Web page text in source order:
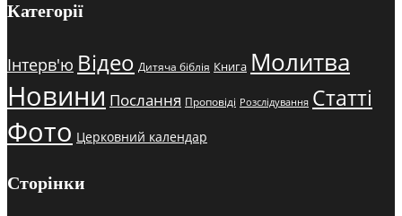
Категорії
Інтерв'ю Відео Дитяча біблія Книга Молитва
Новини Послання Проповіді Розслідування Статті
Фото Церковний календар
Сторінки